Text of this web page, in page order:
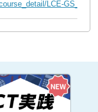
LCE-